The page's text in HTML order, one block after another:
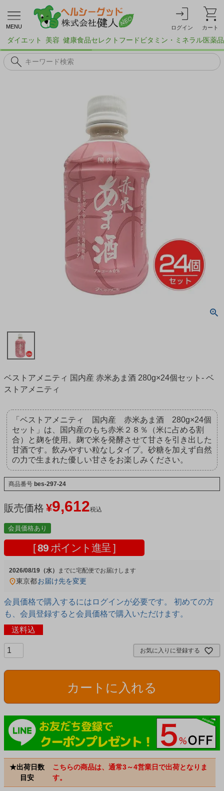
MENU ログイン カート
ダイエット 美容 健康食品セレクトフード ビタミン・ミネラル医薬品
ベストアメニティ 国内産 赤米あま酒 280g×24個セット- ベ
ストアメニティ
「ベストアメニティ 国内産 赤米あま酒 280g×24個
セット」は、国内産のもち赤米２８％（米に占める割
合）と麹を使用。麹で米を発酵させて甘さを引き出した
甘酒です。飲みやすい粒なしタイプ。砂糖を加えず自然
の力で生まれた優しい甘さをお楽しみください。
商品番号 bes-297-24
販売価格 ¥9,612税込
会員価格あり
[89 ポイント進呈 ]
2026/08/19（水） 宅配便
東京都お届け先を変更
会員価格で購入するにはログインが必要です。 初めての方
も、会員登録すると会員価格で購入いただけます。
送料込
お気に入りに登録する
カートに入れる
★出荷日数
目安
こちらの商品は、通常3～4営業日で出荷となりま
す。